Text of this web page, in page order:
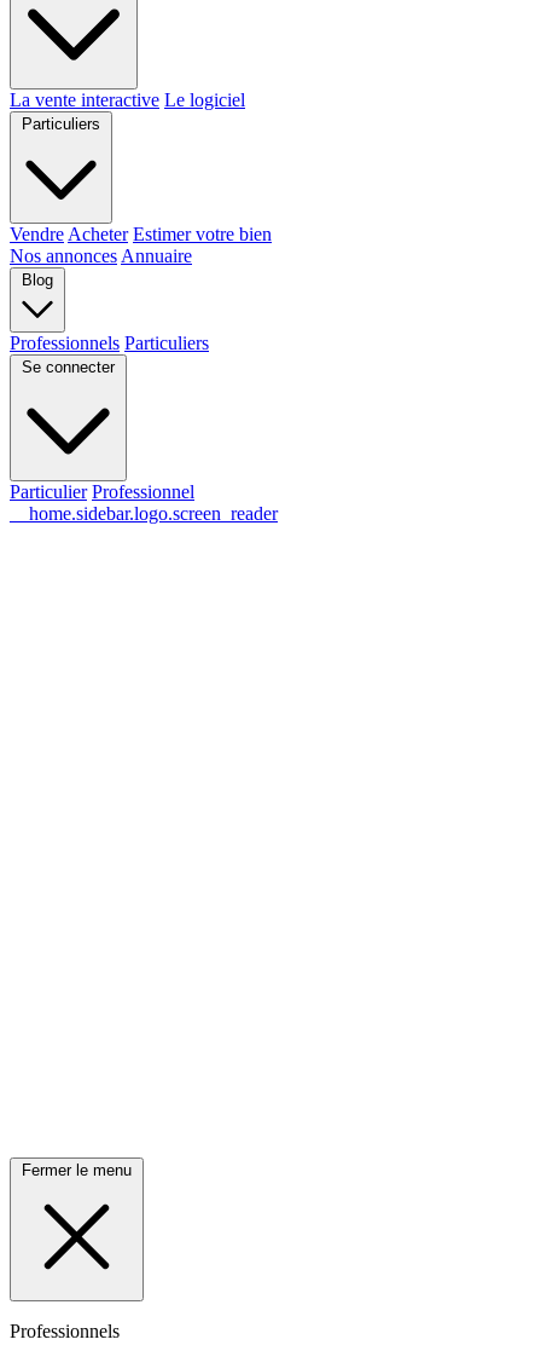
La vente interactive Le logiciel
Particuliers
Vendre Acheter Estimer votre bien
Nos annonces Annuaire
Blog
Professionnels Particuliers
Se connecter
Particulier Professionnel
__home.sidebar.logo.screen_reader
Fermer le menu
Professionnels